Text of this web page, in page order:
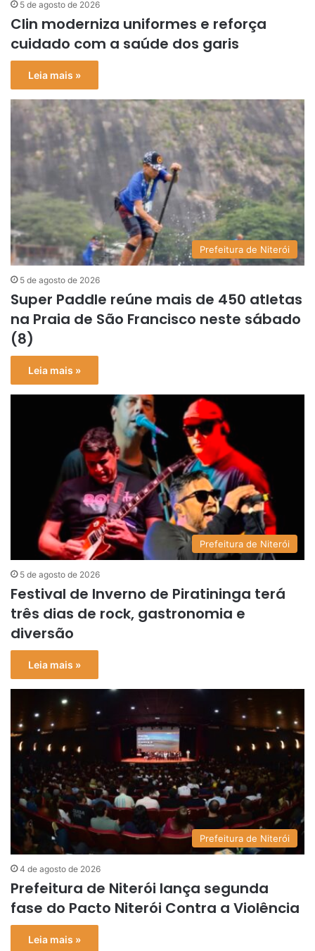
5 de agosto de 2026
Clin moderniza uniformes e reforça
cuidado com a saúde dos garis
Leia mais »
Prefeitura de Niterói
5 de agosto de 2026
Super Paddle reúne mais de 450 atletas
na Praia de São Francisco neste sábado
(8)
Leia mais »
Prefeitura de Niterói
5 de agosto de 2026
Festival de Inverno de Piratininga terá
três dias de rock, gastronomia e
diversão
Leia mais »
Prefeitura de Niterói
4 de agosto de 2026
Prefeitura de Niterói lança segunda
fase do Pacto Niterói Contra a Violência
Leia mais »